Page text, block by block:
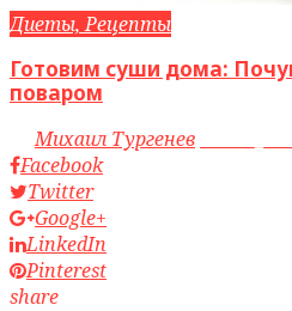
Диеты, Рецепты
Готовим суши дома:
поваром
byМихаил Тургенев
Facebook
Twitter
Google+
LinkedIn
Pinterest
share